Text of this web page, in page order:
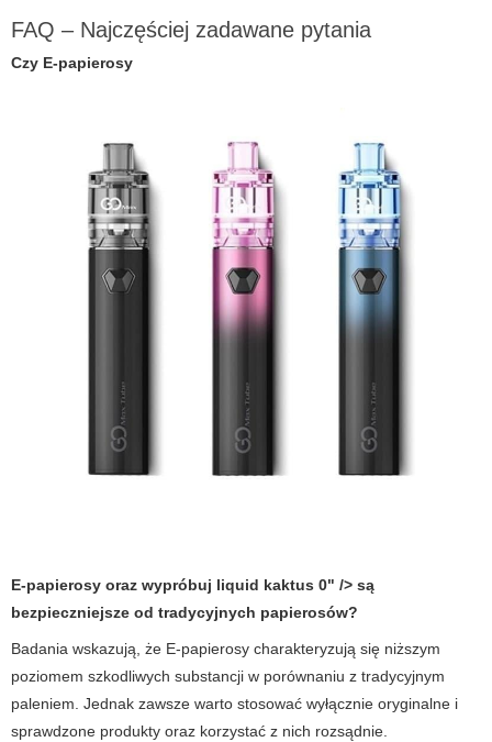
FAQ – Najczęściej zadawane pytania
Czy E-papierosy
E-papierosy oraz wypróbuj liquid kaktus 0" /> są
bezpieczniejsze od tradycyjnych papierosów?
Badania wskazują, że E-papierosy charakteryzują się niższym
poziomem szkodliwych substancji w porównaniu z tradycyjnym
paleniem. Jednak zawsze warto stosować wyłącznie oryginalne i
sprawdzone produkty oraz korzystać z nich rozsądnie.